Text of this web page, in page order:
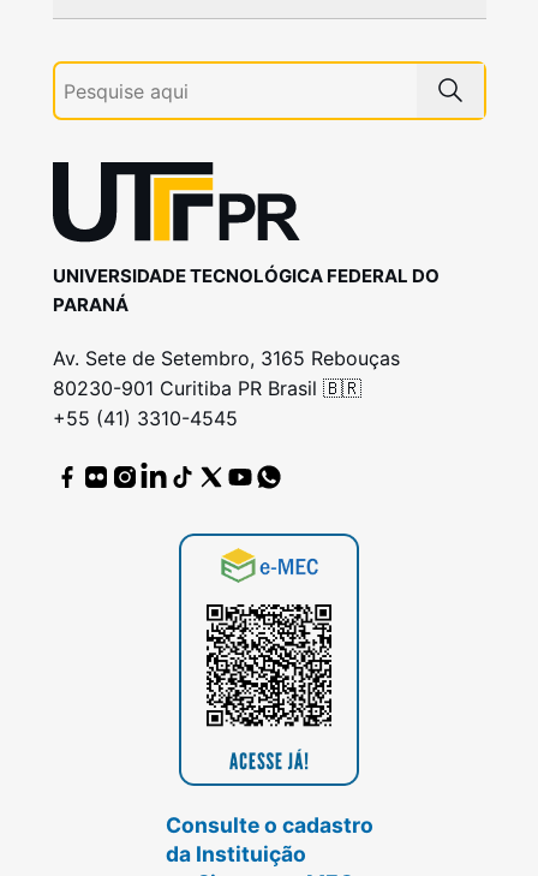
UNIVERSIDADE TECNOLÓGICA FEDERAL DO
PARANÁ
Av. Sete de Setembro, 3165 Rebouças
80230-901 Curitiba PR Brasil 🇧🇷
+55 (41) 3310-4545
Consulte o cadastro
da Instituição